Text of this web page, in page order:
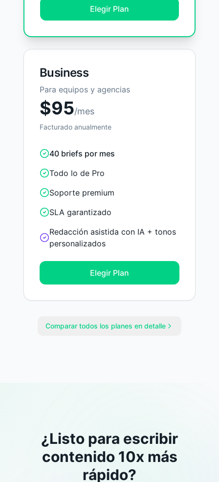
Elegir Plan
Business
Para equipos y agencias
$95/mes
Facturado anualmente
40 briefs por mes
Todo lo de Pro
Soporte premium
SLA garantizado
Redacción asistida con IA + tonos
personalizados
Elegir Plan
Comparar todos los planes en detalle
¿Listo para escribir
contenido 10x más
rápido?